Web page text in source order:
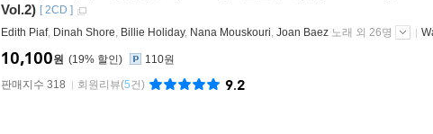
Vol.2) [2CD ]
Edith Piaf, Dinah Shore, Billie Holiday, Nana Mouskouri, Joan Baez 노래 외 26명
19%
10,100원
110원
판매지수 318
회원리뷰(5건) 9.2